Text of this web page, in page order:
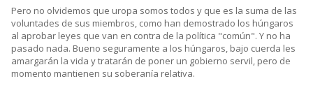
Pero no olvidemos que uropa somos todos y que es la suma de las
voluntades de sus miembros, como han demostrado los húngaros
al aprobar leyes que van en contra de la política "común". Y no ha
pasado nada. Bueno seguramente a los húngaros, bajo cuerda les
amargarán la vida y tratarán de poner un gobierno servil, pero de
momento mantienen su soberanía relativa.